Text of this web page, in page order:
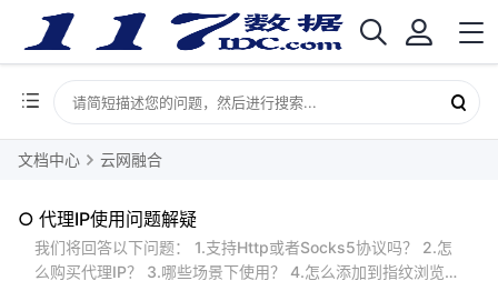
文档中心 云网融合
○ 代理IP使用问题解疑
我们将回答以下问题： 1.支持Http或者Socks5协议吗？ 2.怎
么购买代理IP？ 3.哪些场景下使用？ 4.怎么添加到指纹浏览